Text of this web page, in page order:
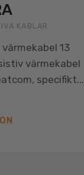
KABLAR
13
värmekabel
specifikt...